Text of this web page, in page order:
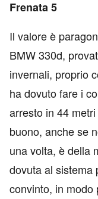
Frenata 5
Il valore è
BMW 330d,
invernali, proprio
ha dovuto fare i
arresto in 44
buono, anche se
una volta, è della
dovuta al sistema
convinto, in modo